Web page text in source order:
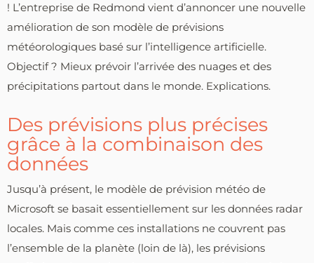
! L’entreprise de Redmond vient d’annoncer une nouvelle
amélioration de son modèle de prévisions
météorologiques basé sur l’intelligence artificielle.
Objectif ? Mieux prévoir l’arrivée des nuages et des
précipitations partout dans le monde. Explications.
Des prévisions plus précises
grâce à la combinaison des
données
Jusqu’à présent, le modèle de prévision météo de
Microsoft se basait essentiellement sur les données radar
locales. Mais comme ces installations ne couvrent pas
l’ensemble de la planète (loin de là), les prévisions